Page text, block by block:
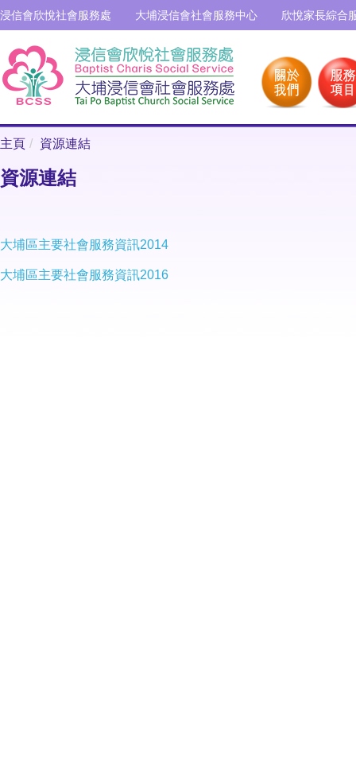
浸信會欣悅社會服務處 大埔浸信會社會服務中心 欣悅家長綜合
主頁 資源連結
資源連結
大埔區主要社會服務資訊2014
大埔區主要社會服務資訊2016